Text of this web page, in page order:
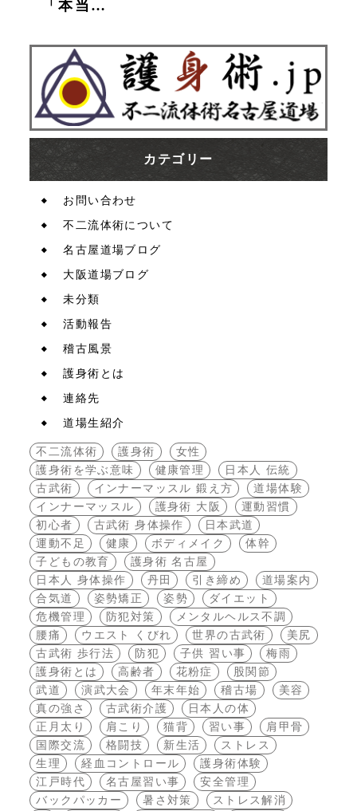
「本当…
カテゴリー
お問い合わせ
不二流体術について
名古屋道場ブログ
大阪道場ブログ
未分類
活動報告
稽古風景
護身術とは
連絡先
道場生紹介
不二流体術 護身術
女性
護身術を学ぶ意味
健康管理
日本人 伝統
古武術
インナーマッスル 鍛え方
道場体験
インナーマッスル
護身術 大阪
運動習慣
初心者
古武術 身体操作
日本武道
運動不足
健康 ボディメイク
体幹
子どもの教育
護身術 名古屋
日本人 身体操作
丹田 引き締め
道場案内
合気道
姿勢矯正 姿勢
ダイエット
危機管理
防犯対策
メンタルヘルス不調
腰痛
ウエスト くびれ 世界の古武術
美尻
古武術 歩行法
防犯 子供 習い事
梅雨
護身術とは
高齢者 花粉症
股関節
武道
演武大会 年末年始 稽古場
美容
真の強さ
古武術介護
日本人の体
正月太り
肩こり 猫背 習い事
肩甲骨
国際交流
格闘技 新生活
ストレス
生理
経血コントロール
護身術体験
江戸時代
名古屋習い事
安全管理
バックパッカー
暑さ対策
ストレス解消